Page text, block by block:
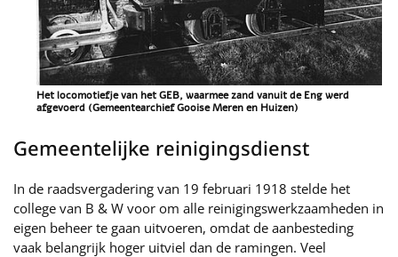
Het locomotiefje van het GEB, waarmee zand vanuit de Eng werd
afgevoerd (Gemeentearchief Gooise Meren en Huizen)
Gemeentelijke reinigingsdienst
In de raadsvergadering van 19 februari 1918 stelde het
college van B & W voor om alle reinigingswerkzaamheden in
eigen beheer te gaan uitvoeren, omdat de aanbesteding
vaak belangrijk hoger uitviel dan de ramingen. Veel